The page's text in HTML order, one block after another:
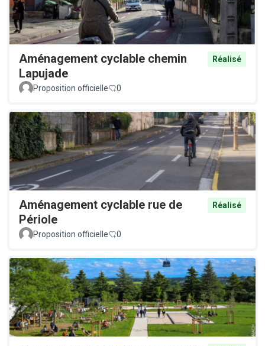
Aménagement cyclable chemin
Lapujade
Réalisé
Proposition officielle 0
Aménagement cyclable rue de
Périole
Réalisé
Proposition officielle 0